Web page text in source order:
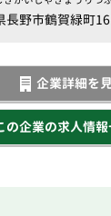
長野市鶴賀緑町
企業詳細を
の企業の求人情